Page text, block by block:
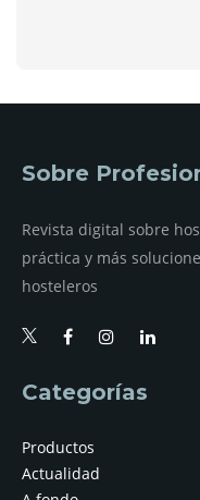
Sobre
Revista digital sobre
práctica y más
hosteleros
Categorías
Productos
Actualidad